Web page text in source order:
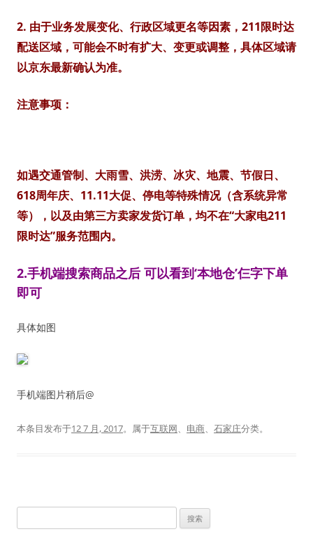
2. 由于业务发展变化、行政区域更名等因素，211限时达
配送区域，可能会不时有扩大、变更或调整，具体区域请
以京东最新确认为准。
注意事项：
如遇交通管制、大雨雪、洪涝、冰灾、地震、节假日、
618周年庆、11.11大促、停电等特殊情况（含系统异常
等），以及由第三方卖家发货订单，均不在“大家电211
限时达”服务范围内。
2.手机端搜索商品之后 可以看到‘本地仓’仨字下单
即可
具体如图
手机端图片稍后@
本条目发布于12 7 月, 2017。属于互联网、 电商、 石家庄分类。
索：